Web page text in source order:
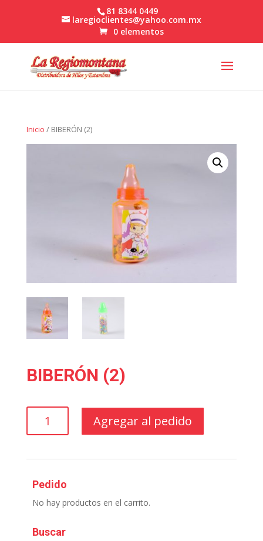
81 8344 0449
laregioclientes@yahoo.com.mx
0 elementos
Inicio / BIBERÓN (2)
BIBERÓN (2)
Agregar al pedido
Pedido
No hay productos en el carrito.
Buscar